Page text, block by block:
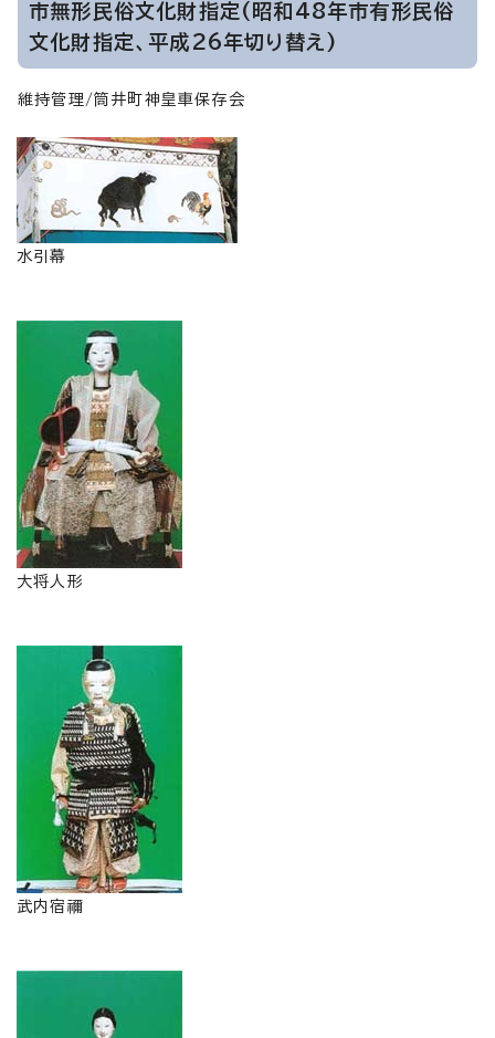
市無形民俗文化財指定(昭和48年市有形民俗
文化財指定、平成26年切り替え)
維持管理/筒井町神皇車保存会
水引幕
大将人形
武内宿禰